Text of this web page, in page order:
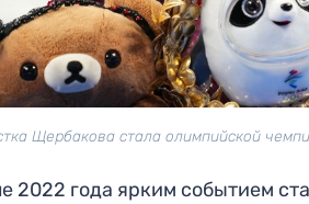
Щербакова стала олимпийской
2022 года ярким событием